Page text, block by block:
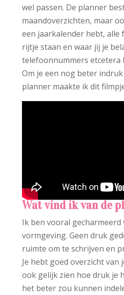
wel passen. De planner
maandoverzichten, maar
een jaarkalender hebt, alle
rijtje staan en waar jij je
telefoonnummers etcetera
Om je een nog beter
planner maakte ik dit
Wat vind ik van de
Ik ben vooral gecharmeerd
vormgeving. Geen druk
ruimte om te schrijven en
Je hebt goed overzicht van
ook gelijk zien hoe druk je
het beter zou kunnen